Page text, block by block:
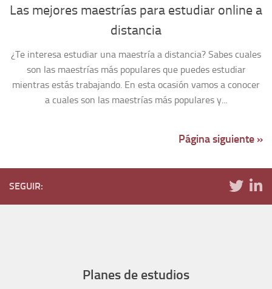
Las mejores maestrías para estudiar online a
distancia
¿Te interesa estudiar una maestría a distancia? Sabes cuales
son las maestrías más populares que puedes estudiar
mientras estás trabajando. En esta ocasión vamos a conocer
a cuales son las maestrías más populares y...
Página siguiente »
SEGUIR:
Planes de estudios